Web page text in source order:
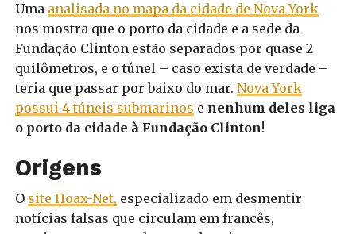
Uma analisada no mapa da cidade de Nova York
nos mostra que o porto da cidade e a sede da
Fundação Clinton estão separados por quase 2
quilômetros, e o túnel – caso exista de verdade –
teria que passar por baixo do mar. Nova York
possui 4 túneis submarinos e nenhum deles liga
o porto da cidade à Fundação Clinton!
Origens
O site Hoax-Net, especializado em desmentir
notícias falsas que circulam em francês,